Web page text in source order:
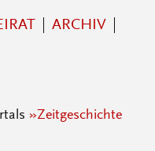
ARCHIV
»Zeitgeschichte